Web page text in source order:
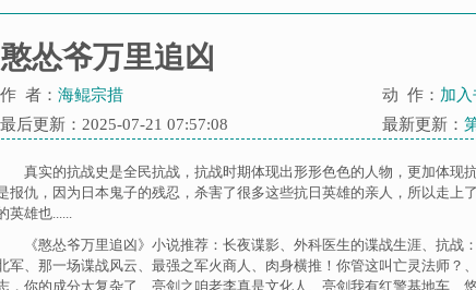
憨怂爷万里追凶
作 者： 海鲲宗措 动 作： 加入
最后更新：2025-07-21 07:57:08
最新更新：
真实的抗战史是全民抗战，抗战时期体现出形形色色的人物，更加体现
报仇，因为日本鬼子的残忍，杀害了很多这些抗日英雄的亲人，所以走上
英雄也......
《憨怂爷万里追凶》小说推荐： 长夜谍影、 外科医生的谍战生涯、 抗战
军、 那一场谍战风云、 最强之军火商人 、 肉身横推！你管这叫亡灵法师？ 、
，你的成分太复杂了、 亮剑之咱老李真是文化人 、 亮剑我有红警基地车、